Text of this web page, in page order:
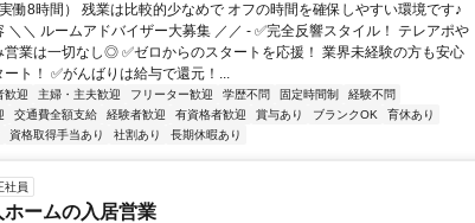
働8時間） 残業は比較的少なめで オフの時間を確保しやすい環境です♪
＼＼ ルームアドバイザー大募集 ／／ - ✅完全反響スタイル！ テレアポや
営業は一切なし◎ ✅ゼロからのスタートを応援！ 業界未経験の方も安心
ート！ ✅がんばりは給与で還元！...
歓迎 主婦・主夫歓迎 フリーター歓迎 学歴不問 固定時間制
経験不問
交通費全額支給 経験者歓迎 有資格者歓迎 賞与あり ブランクOK
育休あり
資格取得手当あり 社割あり 長期休暇あり
社員
ホームの入居営業